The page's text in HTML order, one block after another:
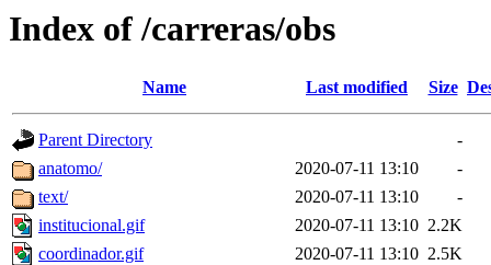
Index of /carreras/obs
Name Last modified Size
Parent Directory
-
anatomo/
2020-07-11 13:10
-
text/
2020-07-11 13:10
-
institucional.gif
2020-07-11 13:10 2.2K
coordinador.gif
2020-07-11 13:10 2.5K